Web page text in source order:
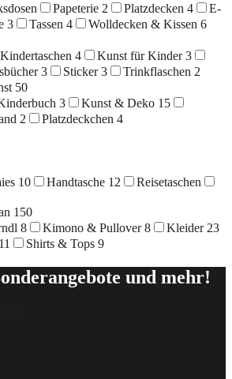
Papeterie 2 Platzdecken 4
E-
3 Tassen 4 Wolldecken & Kissen 6
Kindertaschen 4 Kunst für Kinder3
3 Sticker3 Trinkflaschen 2
50
3 Kunst & Deko 15
2 Platzdeckchen 4
10 Handtasche 12
Reisetaschen
150
8 Kimono & Pullover8 Kleider 23
11 Shirts & Tops 9
und mehr!